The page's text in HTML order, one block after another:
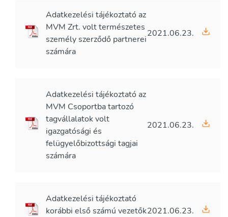
Adatkezelési tájékoztató az
MVM Zrt. volt természetes
személy szerződő partnerei
számára
2021.06.23.
Adatkezelési tájékoztató az
MVM Csoportba tartozó
tagvállalatok volt
igazgatósági és
felügyelőbizottsági tagjai
számára
2021.06.23.
Adatkezelési tájékoztató
korábbi első számú vezetők2021.06.23.